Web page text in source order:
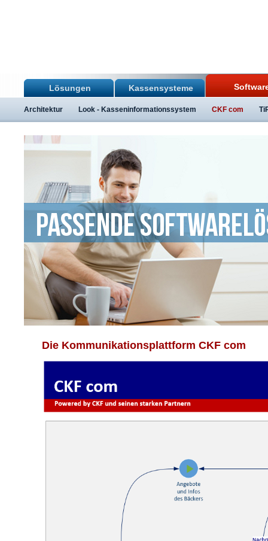
Lösungen Kassensysteme
Architektur Look - Kasseninformationssystem CKF com
Die Kommunikationsplattform CKF com